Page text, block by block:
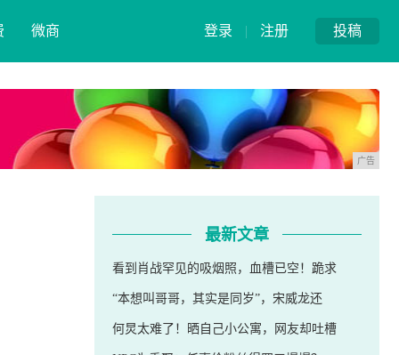
投稿
登录 | 注册
微商
广告
最新文章
看到肖战罕见的吸烟照，血槽已空！跪求
“本想叫哥哥，其实是同岁”，宋威龙还
何炅太难了！晒自己小公寓，网友却吐槽